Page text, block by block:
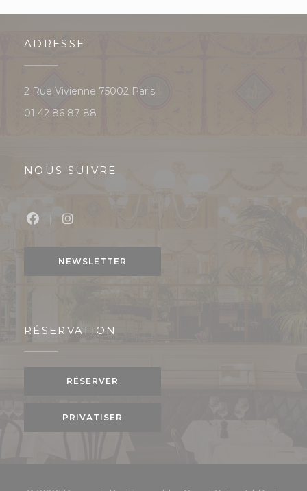
ADRESSE
2 Rue Vivienne 75002 Paris((ouvre une nouvelle fenêtre))
01 42 86 87 88
NOUS SUIVRE
NEWSLETTER
RÉSERVATION
RÉSERVER
PRIVATISER